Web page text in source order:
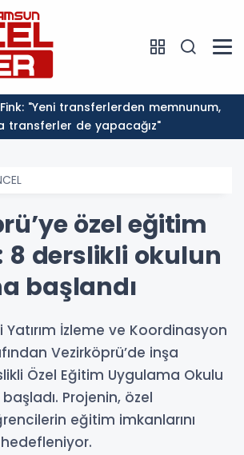
transferler de yapacağız"
özel eğitim
8 derslikli okulun
başlandı
İzleme ve Koordinasyon
Vezirköprü’de inşa
Özel Eğitim Uygulama Okulu
Projenin, özel
eğitim imkanlarını